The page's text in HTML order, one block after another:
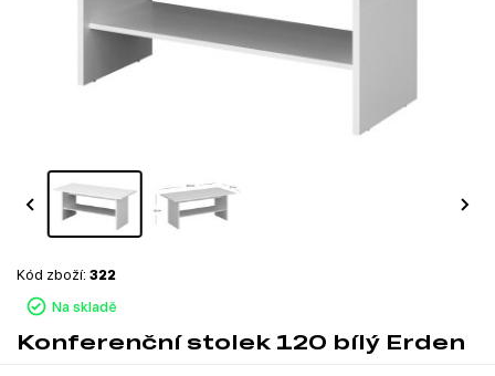
Na skladě
Kód zboží: 322
Konferenční stolek 120 bílý Erden